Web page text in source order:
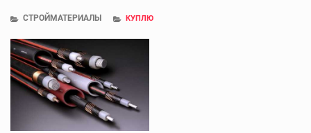
СТРОЙМАТЕРИАЛЫ КУПЛЮ